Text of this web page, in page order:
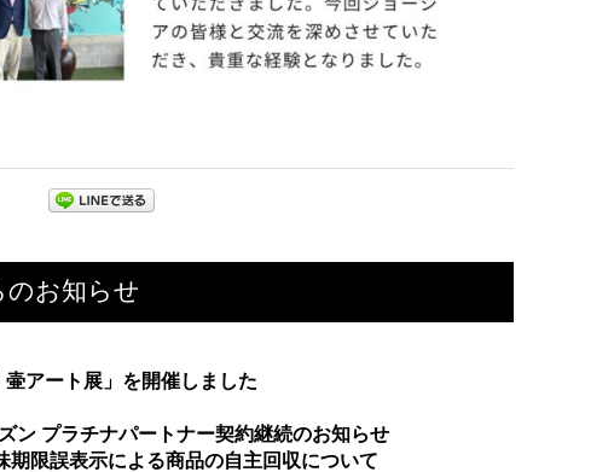
のお知らせ
壷アート展」を開催しました
ン プラチナパートナー契約継続のお知らせ
期限誤表示による商品の自主回収について